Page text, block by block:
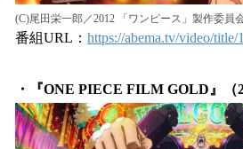
(C)尾田栄一郎／2012 「ワンピース」製作委員
番組URL： https://abema.tv/video/title/
・『ONE PIECE FILM GOLD』（